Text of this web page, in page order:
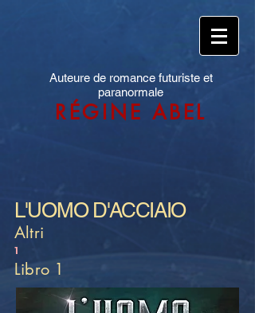
Auteure de romance futuriste et
paranormale
RÉGINE ABEL
L'UOMO D'ACCIAIO
Altri
1
Libro 1